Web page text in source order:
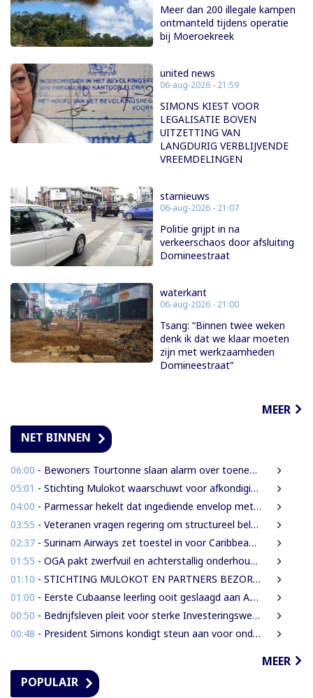
Meer dan 200 illegale kampen
ontmanteld tijdens operatie
bij Moeroekreek
united news
06-aug-2026 - 21:59
SIMONS KIEST VOOR
LEGALISATIE BOVEN
UITZETTING VAN
LANGDURIG VERBLIJVENDE
VREEMDELINGEN
starnieuws
06-aug-2026 - 21:07
Politie grijpt in na
verkeerschaos door afsluiting
Domineestraat
waterkant
06-aug-2026 - 21:00
Tsang: “Binnen twee weken
denk ik dat we klaar moeten
zijn met werkzaamheden
Domineestraat”
MEER
NET BINNEN
06:00 - Bewoners Tourtonne slaan alarm over toenemende prostitutie, drugshandel en overlast door vreemdelingen
05:01 - Stichting Mulokot waarschuwt voor afkondiging 5-kilometerstraalwet
04:00 - Parmessar hekelt dat ingediende envelop met vermogensinformatie van DNA-lid vermoedelijk is opengemaakt
03:55 - Veteranen vragen regering om structureel beleid en meer ondersteuning
02:37 - Surinam Airways zet toestel in voor Caribbean Premier League crickettoernooi
01:55 - OGA pakt zwerfvuil en achterstallig onderhoud gezamenlijk aan
01:10 - STICHTING MULOKOT EN PARTNERS BEZORGD OVER VOORGENOMEN AFKONDIGING 5-KILOMETER-STRAALWET
01:00 - Eerste Cubaanse leerling ooit geslaagd aan A.T. Calorschool
00:50 - Bedrijfsleven pleit voor sterke Investeringswet en onafhankelijke SITA
00:48 - President Simons kondigt steun aan voor onderzoek naar cultureel erfgoed
MEER
POPULAIR